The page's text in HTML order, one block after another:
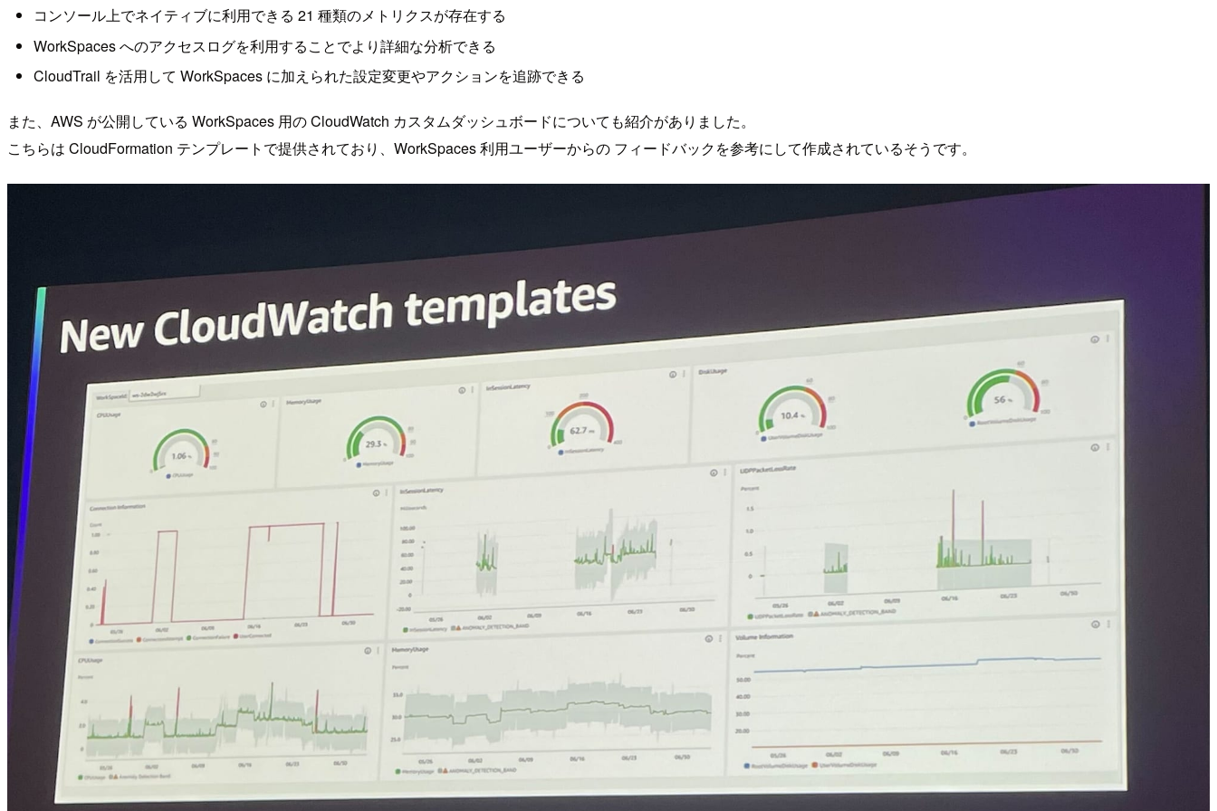
コンソール上でネイティブに利用できる 21 種類のメトリクスが存在する
WorkSpaces へのアクセスログを利用することでより詳細な分析できる
CloudTrail を活用して WorkSpaces に加えられた設定変更やアクションを追跡できる
また、AWS が公開している WorkSpaces 用の CloudWatch カスタムダッシュボードについても紹介がありました。
こちらは CloudFormation テンプレートで提供されており、WorkSpaces 利用ユーザーからの フィードバックを参考にして作成されているそうです。